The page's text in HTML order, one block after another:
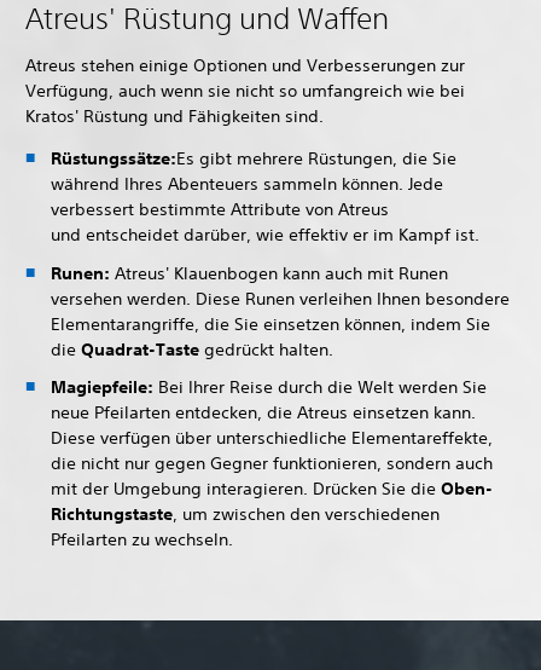
Atreus' Rüstung und Waffen
Atreus stehen einige Optionen und Verbesserungen zur
Verfügung, auch wenn sie nicht so umfangreich wie bei
Kratos' Rüstung und Fähigkeiten sind.
Rüstungssätze:Es gibt mehrere Rüstungen, die Sie
während Ihres Abenteuers sammeln können. Jede
verbessert bestimmte Attribute von Atreus
und entscheidet darüber, wie effektiv er im Kampf ist.
Runen: Atreus' Klauenbogen kann auch mit Runen
versehen werden. Diese Runen verleihen Ihnen besondere
Elementarangriffe, die Sie einsetzen können, indem Sie
die Quadrat-Taste gedrückt halten.
Magiepfeile: Bei Ihrer Reise durch die Welt werden Sie
neue Pfeilarten entdecken, die Atreus einsetzen kann.
Diese verfügen über unterschiedliche Elementareffekte,
die nicht nur gegen Gegner funktionieren, sondern auch
mit der Umgebung interagieren. Drücken Sie die Oben-
Richtungstaste, um zwischen den verschiedenen
Pfeilarten zu wechseln.